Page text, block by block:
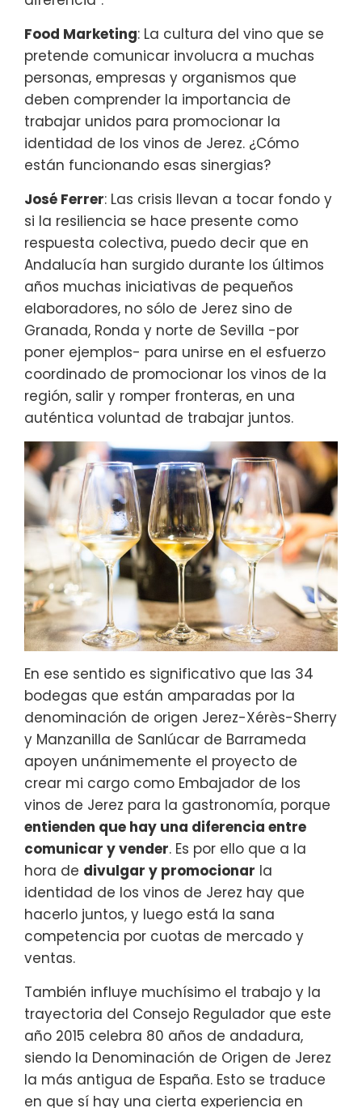
Food Marketing: La cultura del vino que se
pretende comunicar involucra a muchas
personas, empresas y organismos que
deben comprender la importancia de
trabajar unidos para promocionar la
identidad de los vinos de Jerez. ¿Cómo
están funcionando esas sinergias?
José Ferrer: Las crisis llevan a tocar fondo y
si la resiliencia se hace presente como
respuesta colectiva, puedo decir que en
Andalucía han surgido durante los últimos
años muchas iniciativas de pequeños
elaboradores, no sólo de Jerez sino de
Granada, Ronda y norte de Sevilla -por
poner ejemplos- para unirse en el esfuerzo
coordinado de promocionar los vinos de la
región, salir y romper fronteras, en una
auténtica voluntad de trabajar juntos.
En ese sentido es significativo que las 34
bodegas que están amparadas por la
denominación de origen Jerez-Xérès-Sherry
y Manzanilla de Sanlúcar de Barrameda
apoyen unánimemente el proyecto de
crear mi cargo como Embajador de los
vinos de Jerez para la gastronomía, porque
entienden que hay una diferencia entre
comunicar y vender. Es por ello que a la
hora de divulgar y promocionar la
identidad de los vinos de Jerez hay que
hacerlo juntos, y luego está la sana
competencia por cuotas de mercado y
ventas.
También influye muchísimo el trabajo y la
trayectoria del Consejo Regulador que este
año 2015 celebra 80 años de andadura,
siendo la Denominación de Origen de Jerez
la más antigua de España. Esto se traduce
en que sí hay una cierta experiencia en